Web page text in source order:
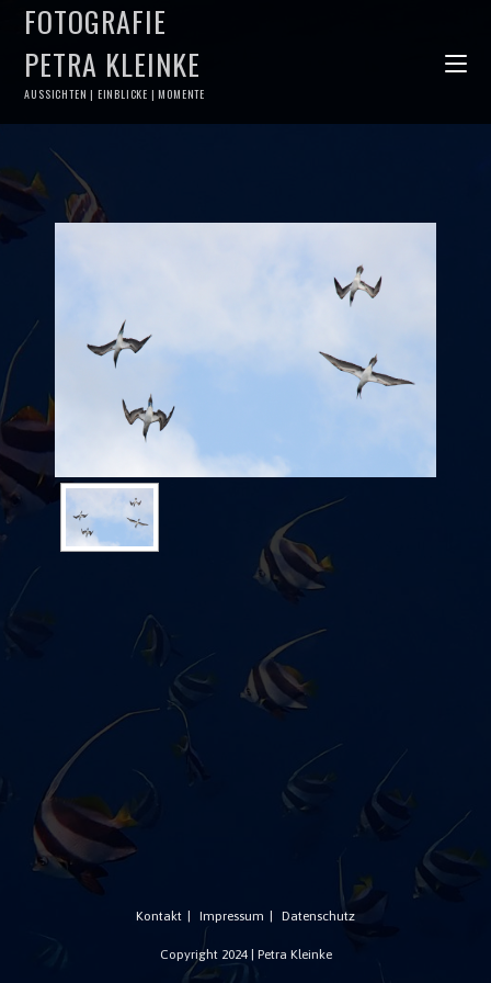
FOTOGRAFIE
PETRA KLEINKE
AUSSICHTEN | EINBLICKE | MOMENTE
Kontakt Impressum Datenschutz
Copyright 2024 | Petra Kleinke